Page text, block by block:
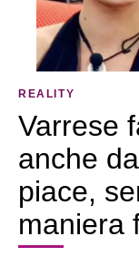
REALITY
Varrese
anche
piace,
maniera